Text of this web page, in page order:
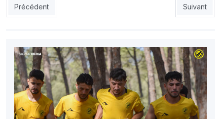
Article précédent : MOC 1 - MOB 1 : Un nul précieux pour les
Précédent Article
Suivant